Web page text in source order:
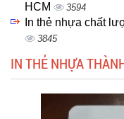
HCM
3594
In thẻ nhựa chất
3845
IN THẺ NHỰA